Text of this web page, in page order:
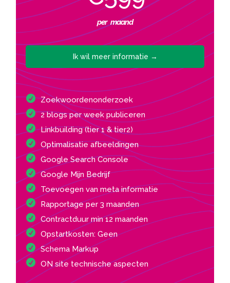
per maand
Ik wil meer informatie →
Zoekwoordenonderzoek
2 blogs per week publiceren
Linkbuilding (tier 1 & tier2)
Optimalisatie afbeeldingen
Google Search Console
Google Mijn Bedrijf
Toevoegen van meta informatie
Rapportage per 3 maanden
Contractduur min 12 maanden
Opstartkosten: Geen
Schema Markup
ON site technische aspecten